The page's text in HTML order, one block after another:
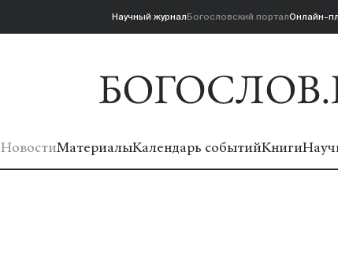
Научный журналБогословский порталОнлайн-
НовостиМатериалыКалендарь событийКниги